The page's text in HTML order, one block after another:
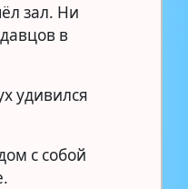
зал. Ни
в
удивился
с собой